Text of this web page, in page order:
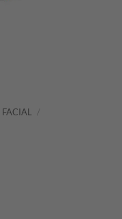
FACIAL
/